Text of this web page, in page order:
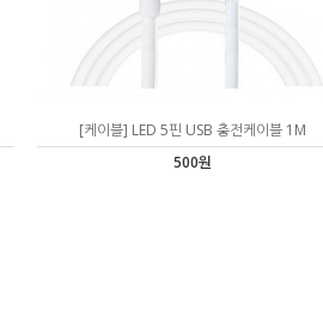
[케이블] LED 5핀 USB 충전케이블 1M
500원